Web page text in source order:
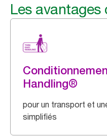
Les avantages
Handling®
pour un transport et
simplifiés